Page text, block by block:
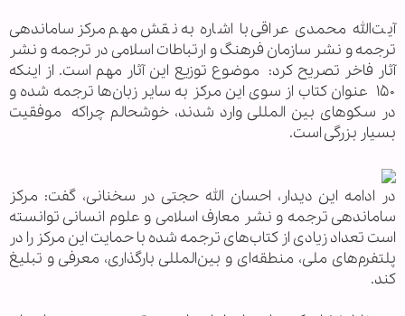
آیت‌الله محمدی عراقی با اشاره به نقش مهم مرکز ساماندهی
ترجمه و نشر سازمان فرهنگ و ارتباطات اسلامی در ترجمه و نشر
آثار فاخر تصریح کرد: موضوع توزیع این آثار مهم است. از اینکه
۱۵۰ عنوان کتاب از سوی این مرکز به سایر زبان‌ها ترجمه شده و
در سکوهای بین المللی وارد شدند، خوشحالم چراکه موفقیت
بسیار بزرگی است.
در ادامه این دیدار، احسان الله حجتی در سخنانی، گفت: مرکز
ساماندهی ترجمه و نشر معارف اسلامی و علوم انسانی توانسته
است تعداد زیادی از کتاب‌های ترجمه شده با حمایت این مرکز را در
پلتفرم‌های ملی، منطقه‌ای و بین‌المللی بارگذاری، معرفی و تبلیغ
کند.